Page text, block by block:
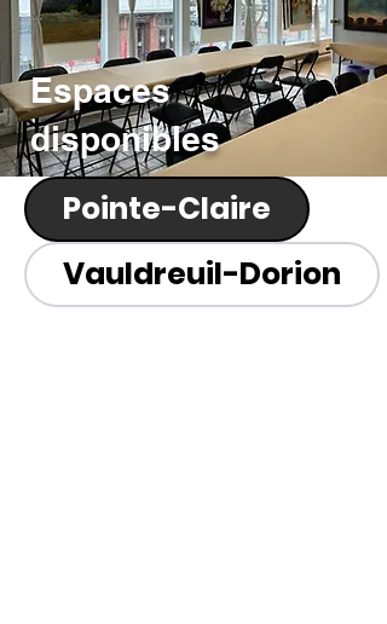
Espaces
disponibles
Pointe-Claire
Vauldreuil-Dorion